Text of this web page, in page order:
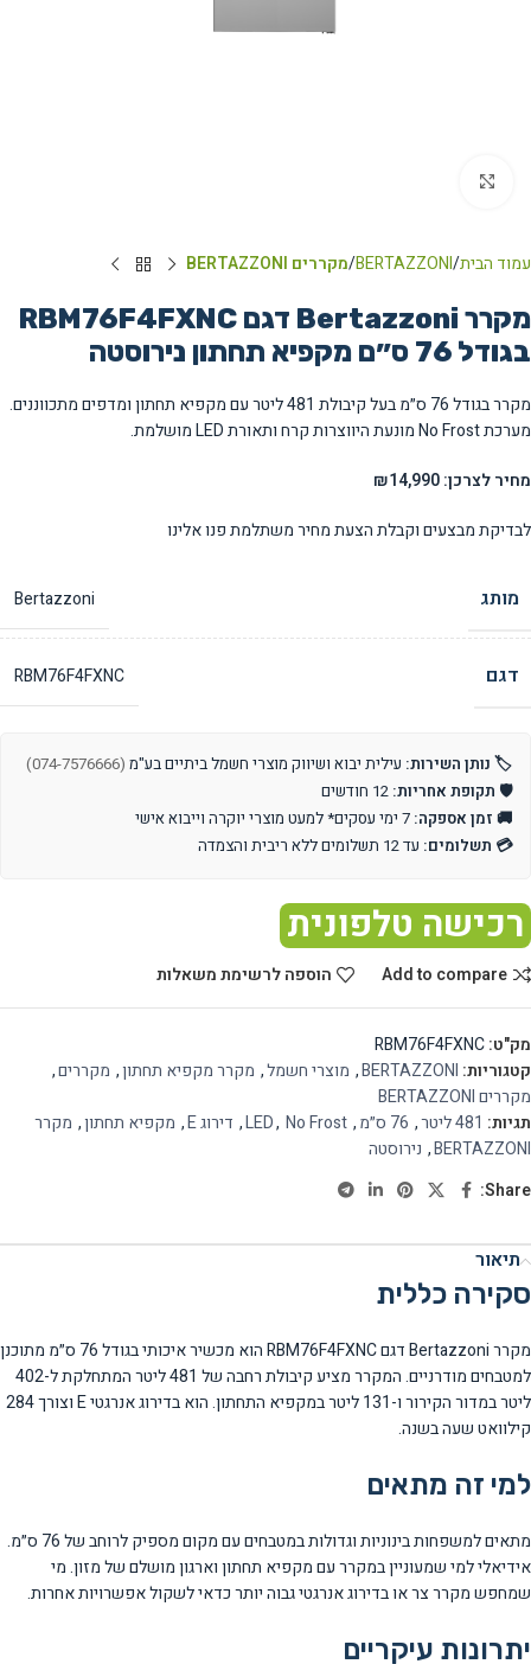
עמוד הבית BERTAZZONI מקררים BERTAZZONI
מקרר Bertazzoni דגם RBM76F4FXNC
בגודל 76 ס״ם מקפיא תחתון נירוסטה
מקרר בגודל 76 ס״מ בעל קיבולת 481 ליטר עם מקפיא תחתון ומדפים מתכווננים.
מערכת No Frost מונעת היווצרות קרח ותאורת LED מושלמת.
מחיר לצרכן: ₪14,990
לבדיקת מבצעים וקבלת הצעת מחיר משתלמת פנו אלינו
מותג Bertazzoni
דגם RBM76F4FXNC
🏷️ נותן השירות: עילית יבוא ושיווק מוצרי חשמל ביתיים בע"מ (074-7576666)
🛡️ תקופת אחריות:
🚚 זמן אספקה:
💳 תשלומים: עד 12 תשלומים ללא ריבית והצמדה
רכישה טלפונית
Add to compare הוספה לרשימת משאלות
מק"ט:RBM76F4FXNC
קטגוריות: BERTAZZONI
, מוצרי חשמל, מקרר מקפיא תחתון, מקררים,
מקררים BERTAZZONI
תגיות: 481 ליטר , 76 ס״מ ,
LED, No Frost
, דירוג E , מקפיא תחתון, מקרר
BERTAZZONI
, נירוסטה
Share:
תיאור
סקירה כללית
מקרר Bertazzoni דגם RBM76F4FXNC הוא מכשיר איכותי בגודל 76 ס״מ מתוכנן
למטבחים מודרניים. המקרר מציע קיבולת רחבה של 481 ליטר המתחלקת ל-402
ליטר במדור הקירור ו-131 ליטר במקפיא התחתון. הוא בדירוג אנרגטי E וצורך 284
קילוואט שעה בשנה.
למי זה מתאים
מתאים למשפחות בינוניות וגדולות במטבחים עם מקום מספיק לרוחב של 76 ס״מ.
אידיאלי למי שמעוניין במקרר עם מקפיא תחתון וארגון מושלם של מזון. מי
שמחפש מקרר צר או בדירוג אנרגטי גבוה יותר כדאי לשקול אפשרויות אחרות.
יתרונות עיקריים